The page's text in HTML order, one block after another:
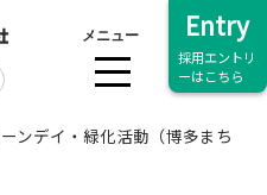
メニュー Entry
採用エントリ
ーはこちら
ンデイ・緑化活動（博多まち